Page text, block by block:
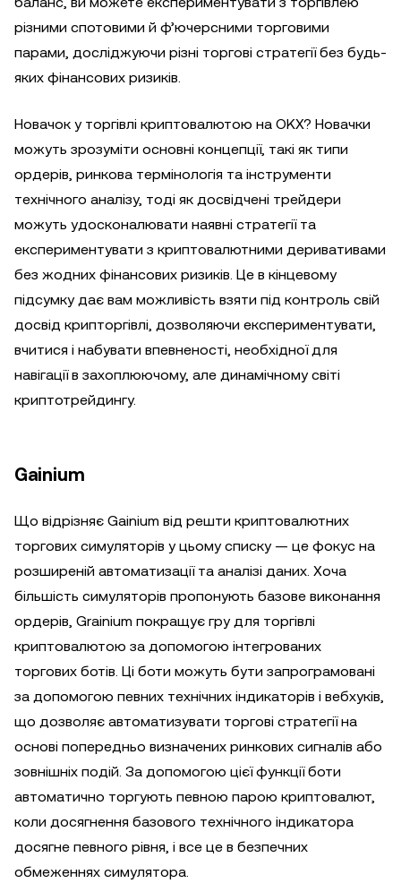
різними спотовими й ф’ючерсними торговими
парами, досліджуючи різні торгові стратегії без будь-
яких фінансових ризиків.
Новачок у торгівлі криптовалютою на OKX? Новачки
можуть зрозуміти основні концепції, такі як типи
ордерів, ринкова термінологія та інструменти
технічного аналізу, тоді як досвідчені трейдери
можуть удосконалювати наявні стратегії та
експериментувати з криптовалютними деривативами
без жодних фінансових ризиків. Це в кінцевому
підсумку дає вам можливість взяти під контроль свій
досвід крипторгівлі, дозволяючи експериментувати,
вчитися і набувати впевненості, необхідної для
навігації в захоплюючому, але динамічному світі
криптотрейдингу.
Gainium
Що відрізняє Gainium від решти криптовалютних
торгових симуляторів у цьому списку — це фокус на
розширеній автоматизації та аналізі даних. Хоча
більшість симуляторів пропонують базове виконання
ордерів, Grainium покращує гру для торгівлі
криптовалютою за допомогою інтегрованих
торгових ботів. Ці боти можуть бути запрограмовані
за допомогою певних технічних індикаторів і вебхуків,
що дозволяє автоматизувати торгові стратегії на
основі попередньо визначених ринкових сигналів або
зовнішніх подій. За допомогою цієї функції боти
автоматично торгують певною парою криптовалют,
коли досягнення базового технічного індикатора
досягне певного рівня, і все це в безпечних
обмеженнях симулятора.